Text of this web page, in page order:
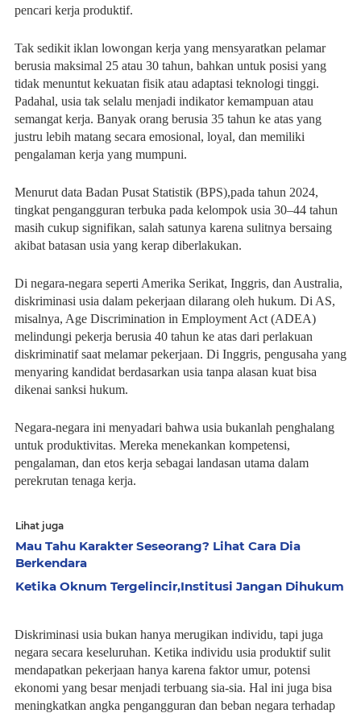
pencari kerja produktif.
Tak sedikit iklan lowongan kerja yang mensyaratkan pelamar
berusia maksimal 25 atau 30 tahun, bahkan untuk posisi yang
tidak menuntut kekuatan fisik atau adaptasi teknologi tinggi.
Padahal, usia tak selalu menjadi indikator kemampuan atau
semangat kerja. Banyak orang berusia 35 tahun ke atas yang
justru lebih matang secara emosional, loyal, dan memiliki
pengalaman kerja yang mumpuni.
Menurut data Badan Pusat Statistik (BPS),pada tahun 2024,
tingkat pengangguran terbuka pada kelompok usia 30–44 tahun
masih cukup signifikan, salah satunya karena sulitnya bersaing
akibat batasan usia yang kerap diberlakukan.
Di negara-negara seperti Amerika Serikat, Inggris, dan Australia,
diskriminasi usia dalam pekerjaan dilarang oleh hukum. Di AS,
misalnya, Age Discrimination in Employment Act (ADEA)
melindungi pekerja berusia 40 tahun ke atas dari perlakuan
diskriminatif saat melamar pekerjaan. Di Inggris, pengusaha yang
menyaring kandidat berdasarkan usia tanpa alasan kuat bisa
dikenai sanksi hukum.
Negara-negara ini menyadari bahwa usia bukanlah penghalang
untuk produktivitas. Mereka menekankan kompetensi,
pengalaman, dan etos kerja sebagai landasan utama dalam
perekrutan tenaga kerja.
Lihat juga
Mau Tahu Karakter Seseorang? Lihat Cara Dia
Berkendara
Ketika Oknum Tergelincir,Institusi Jangan Dihukum
Diskriminasi usia bukan hanya merugikan individu, tapi juga
negara secara keseluruhan. Ketika individu usia produktif sulit
mendapatkan pekerjaan hanya karena faktor umur, potensi
ekonomi yang besar menjadi terbuang sia-sia. Hal ini juga bisa
meningkatkan angka pengangguran dan beban negara terhadap